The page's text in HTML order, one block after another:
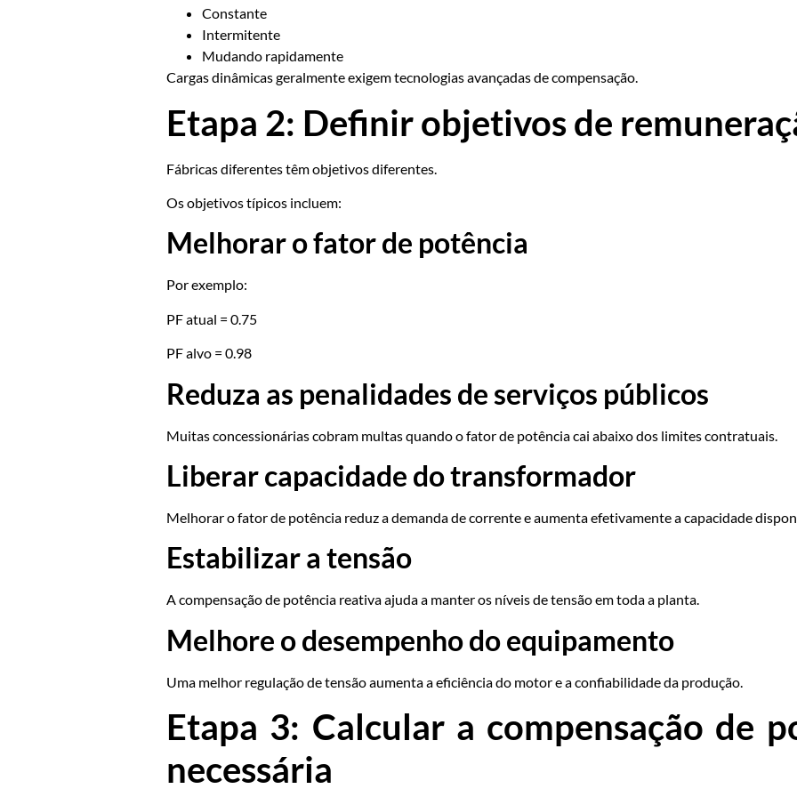
Constante
Intermitente
Mudando rapidamente
Cargas dinâmicas geralmente exigem tecnologias avançadas de compensação.
Etapa 2: Definir objetivos de
Fábricas diferentes têm objetivos diferentes.
Os objetivos típicos incluem:
Melhorar o fator de potência
Por exemplo:
PF atual = 0.75
PF alvo = 0.98
Reduza as penalidades de serviços públicos
Muitas concessionárias cobram multas quando o fator de potência cai abaixo dos limites contratuais.
Liberar capacidade do transformador
Melhorar o fator de potência reduz a demanda de corrente e aumenta efetivamente a capacidade
Estabilizar a tensão
A compensação de potência reativa ajuda a manter os níveis de tensão em toda a planta.
Melhore o desempenho do equipamento
Uma melhor regulação de tensão aumenta a eficiência do motor e a confiabilidade da produção.
Etapa 3: Calcular a compensação de
necessária